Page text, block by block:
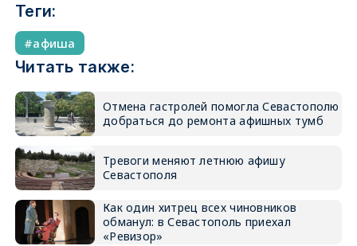
Теги:
афиша
Читать также:
Отмена гастролей помогла Севастополю
добраться до ремонта афишных тумб
Тревоги меняют летнюю афишу
Севастополя
Как один хитрец всех чиновников
обманул: в Севастополь приехал
«Ревизор»